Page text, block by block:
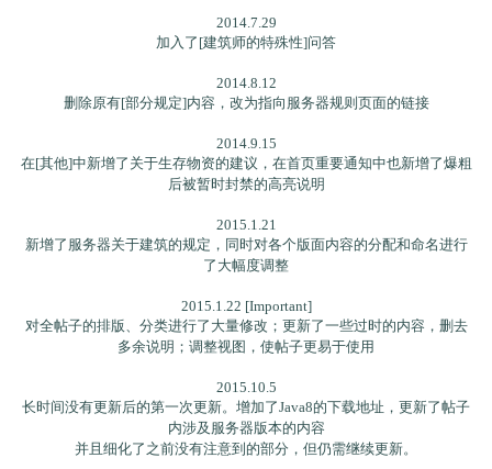
2014.7.29
加入了[建筑师的特殊性]问答
2014.8.12
删除原有[部分规定]内容，改为指向服务器规则页面的链接
2014.9.15
在[其他]中新增了关于生存物资的建议，在首页重要通知中也新增了爆粗
后被暂时封禁的高亮说明
2015.1.21
新增了服务器关于建筑的规定，同时对各个版面内容的分配和命名进行
了大幅度调整
2015.1.22 [Important]
对全帖子的排版、分类进行了大量修改；更新了一些过时的内容，删去
多余说明；调整视图，使帖子更易于使用
2015.10.5
长时间没有更新后的第一次更新。增加了Java8的下载地址，更新了帖子
内涉及服务器版本的内容
并且细化了之前没有注意到的部分，但仍需继续更新。